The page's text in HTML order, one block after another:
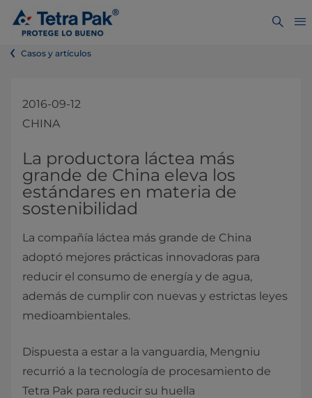
Casos y artículos
2016-09-12
CHINA
La productora láctea más
grande de China eleva los
estándares en materia de
sostenibilidad
La compañía láctea más grande de China
adoptó mejores prácticas innovadoras para
reducir el consumo de energía y de agua,
además de cumplir con nuevas y estrictas leyes
medioambientales.
Dispuesta a estar a la vanguardia, Mengniu
recurrió a la tecnología de procesamiento de
Tetra Pak para reducir su huella